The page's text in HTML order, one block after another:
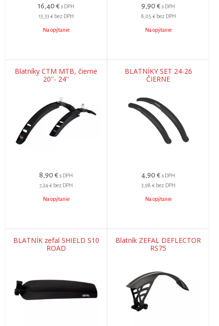
16,40 € s DPH
13,33 € bez DPH
Na opýtanie
9,90 € s DPH
8,05 € bez DPH
Na opýtanie
Blatníky CTM MTB, čierne
20''- 24''
8,90 € s DPH
7,24 € bez DPH
Na opýtanie
BLATNÍKY SET 24-26
ČIERNE
4,90 € s DPH
3,98 € bez DPH
Na opýtanie
BLATNÍK zefal SHIELD S10
ROAD
Blatník ZEFAL DEFLECTOR
RS75